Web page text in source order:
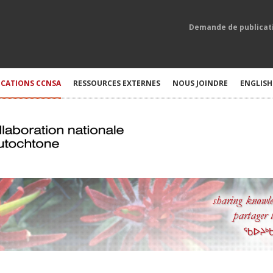
Demande de
CCNSA RESSOURCES EXTERNES NOUS JOINDRE ENGLISH